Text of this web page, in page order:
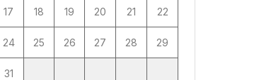
17 18 19 20 21 22
24 25 26 27 28 29
31